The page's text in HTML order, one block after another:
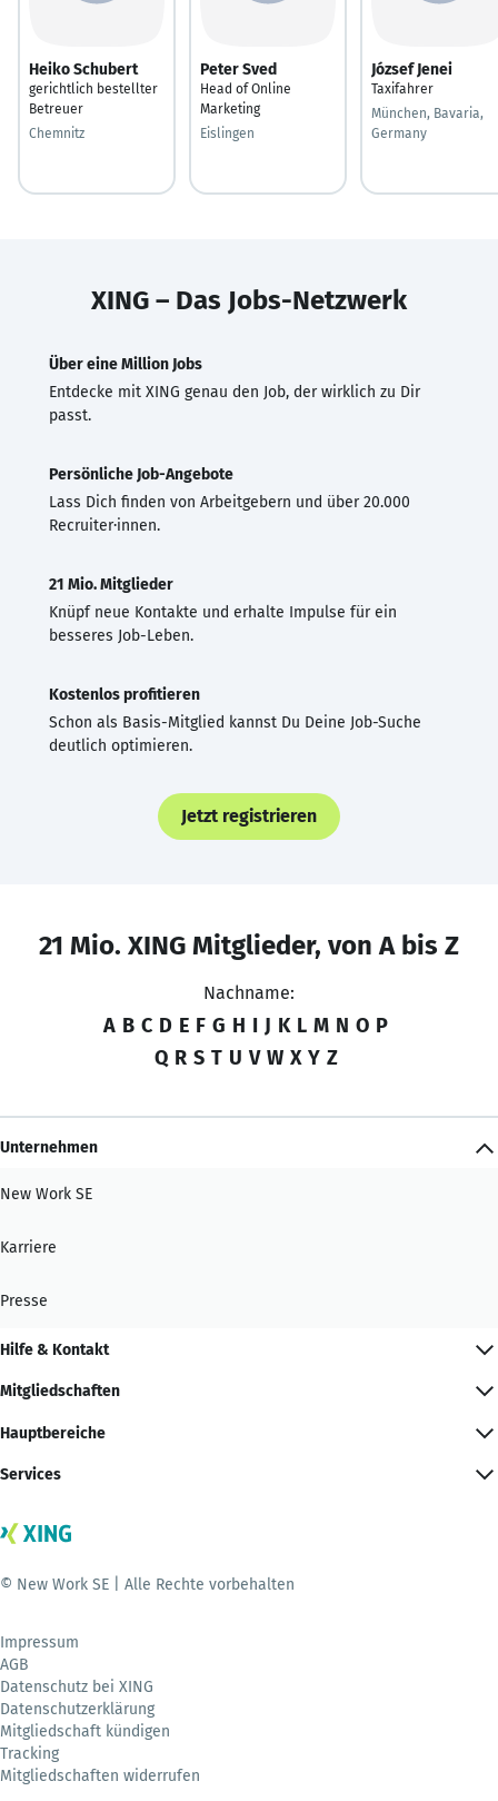
Heiko Schubert
gerichtlich bestellter
Betreuer
Chemnitz
Peter Sved
Head of Online
Marketing
Eislingen
József Jenei
Taxifahrer
München, Bavaria,
Germany
XING – Das Jobs-Netzwerk
Über eine Million Jobs
Entdecke mit XING genau den Job, der wirklich zu Dir
passt.
Persönliche Job-Angebote
Lass Dich finden von Arbeitgebern und über 20.000
Recruiter·innen.
21 Mio. Mitglieder
Knüpf neue Kontakte und erhalte Impulse für ein
besseres Job-Leben.
Kostenlos profitieren
Schon als Basis-Mitglied kannst Du Deine Job-Suche
deutlich optimieren.
Jetzt registrieren
21 Mio. XING Mitglieder, von A bis Z
Nachname:
A B C D E F G H I J K L M N O P
Q R S T U V W X Y Z
Unternehmen
New Work SE
Karriere
Presse
Hilfe & Kontakt
Mitgliedschaften
Hauptbereiche
Services
© New Work SE | Alle Rechte vorbehalten
Impressum
AGB
Datenschutz bei XING
Datenschutzerklärung
Mitgliedschaft kündigen
Tracking
Mitgliedschaften widerrufen